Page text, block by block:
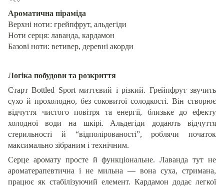
Ароматична піраміда
Верхні ноти: грейпфрут, альдегіди
Ноти серця: лаванда, кардамон
Базові ноти: ветивер, деревні акорди
Логіка побудови та розкриття
Старт Bottled Sport миттєвий і різкий. Грейпфрут звучить
сухо й прохолодно, без соковитої солодкості. Він створює
відчуття чистого повітря та енергії, близьке до ефекту
холодної води на шкірі. Альдегіди додають відчуття
стерильності й “відполірованості”, роблячи початок
максимально зібраним і технічним.
Серце аромату просте й функціональне. Лаванда тут не
ароматерапевтична і не мильна — вона суха, стримана,
працює як стабілізуючий елемент. Кардамон додає легкої